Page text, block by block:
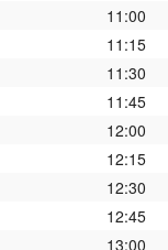
11:00
11:15
11:30
11:45
12:00
12:15
12:30
12:45
13:00